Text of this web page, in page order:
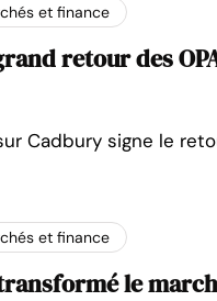
et finance
retour des
Cadbury signe le
et finance
le